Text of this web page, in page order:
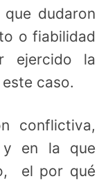
dudaron
o fiabilidad
ejercido la
caso.
conflictiva,
y en la que
el por qué